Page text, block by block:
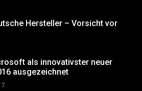
Hersteller – Vorsicht vor
als innovativster neuer
ausgezeichnet